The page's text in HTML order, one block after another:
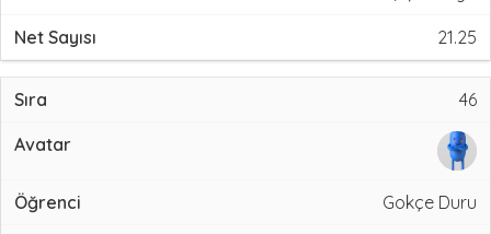
21.25
46
Gokçe Duru